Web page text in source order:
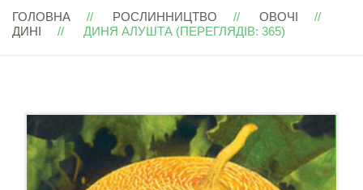
ГОЛОВНА РОСЛИННИЦТВО
ОВОЧІ
ДИНІ
ДИНЯ АЛУШТА (ПЕРЕГЛЯДІВ: 365)